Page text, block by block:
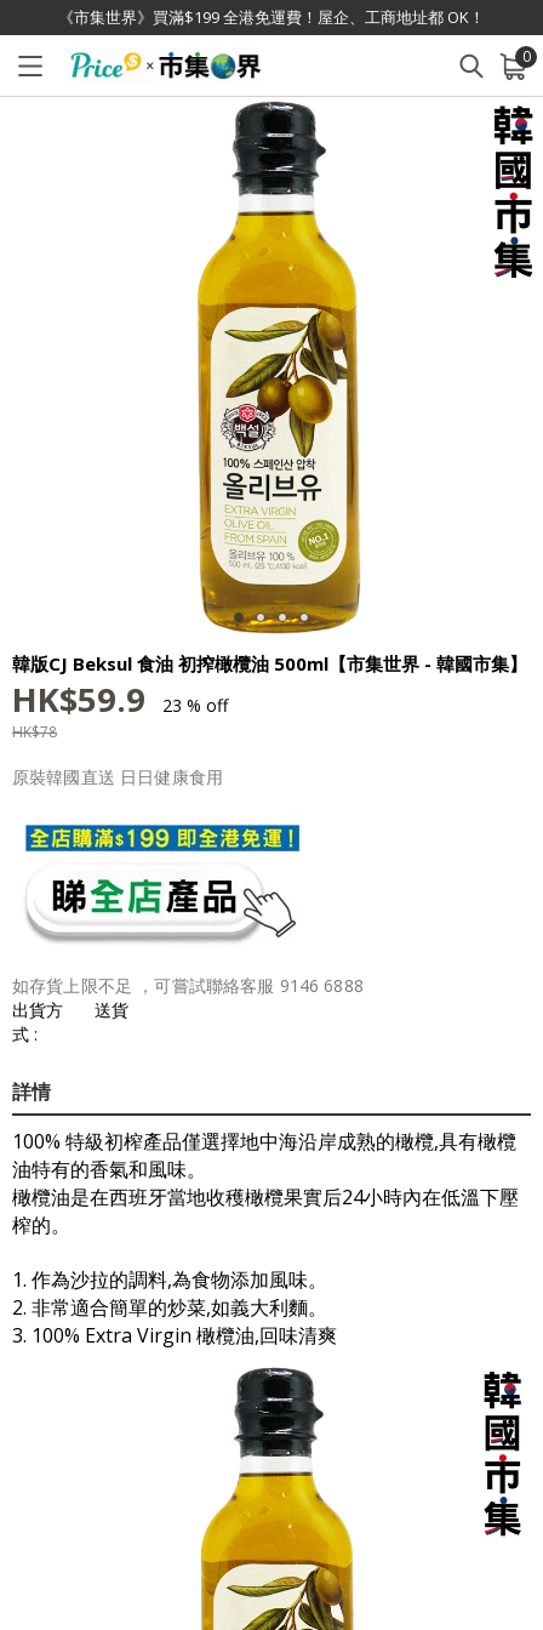
《市集世界》買滿$199 全港免運費！屋企、工商地址都 OK！
0
已加入購物車 查看
韓版CJ Beksul 食油 初搾橄欖油 500ml【市集世界 - 韓國市集】
HK$59.9 23 % off
HK$78
原裝韓國直送 日日健康食用
如存貨上限不足 ，可嘗試聯絡客服 9146 6888
出貨方
式 :
送貨
詳情
100% 特級初榨產品僅選擇地中海沿岸成熟的橄欖,具有橄欖
油特有的香氣和風味。
橄欖油是在西班牙當地收穫橄欖果實后24小時內在低溫下壓
榨的。
1. 作為沙拉的調料,為食物添加風味。
2. 非常適合簡單的炒菜,如義大利麵。
3. 100% Extra Virgin 橄欖油,回味清爽